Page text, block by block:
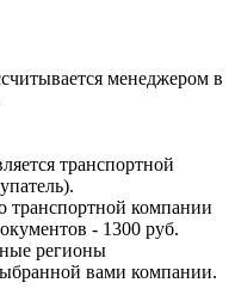
менеджером в
транспортной
транспортной компании
- 1300 руб.
регионы
вами компании.